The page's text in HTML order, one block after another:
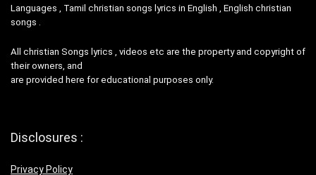
Languages , Tamil christian songs lyrics in English , English christian
songs .
All christian Songs lyrics , videos etc are the property and copyright of
their owners, and
are provided here for educational purposes only.
Disclosures :
Privacy Policy